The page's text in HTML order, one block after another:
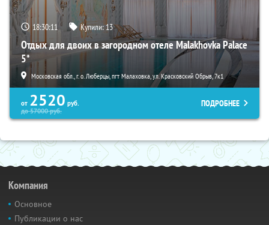
18:30:09 Купили:13
Отдых для двоих в загородном отеле Malakhovka Palace
5*
Московская обл., г. о. Люберцы, пгт Малаховка, ул. Красковский Обрыв, 7к1
от 2520 руб.
до57000руб.
ПОДРОБНЕЕ
Компания
Основное
Публикации о нас